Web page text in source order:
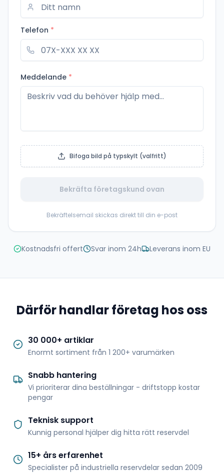
Telefon *
Meddelande *
Bifoga bild på typskylt (valfritt)
Bekräfta företagskund ovan
Bekräftelsemail skickas direkt till din e-post
Kostnadsfri offert Svar inom 24h Leverans inom EU
Därför handlar företag hos oss
30 000+ artiklar
Enormt sortiment från 1 200+ varumärken
Snabb hantering
Vi prioriterar dina beställningar - driftstopp kostar
pengar
Teknisk support
Kunnig personal hjälper dig hitta rätt reservdel
15+ års erfarenhet
Specialister på industriella reservdelar sedan 2009